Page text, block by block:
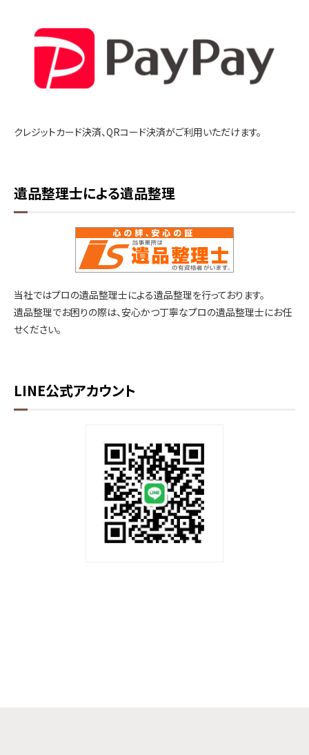
クレジットカード決済、QRコード決済がご利用いただけます。
遺品整理士による遺品整理
当社ではプロの遺品整理士による遺品整理を行っております。
遺品整理でお困りの際は、安心かつ丁寧なプロの遺品整理士にお任
せください。
LINE公式アカウント